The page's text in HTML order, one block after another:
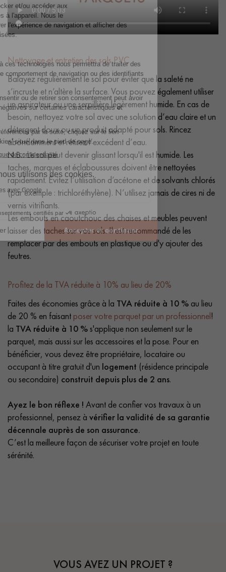
Nettoyage et entretien des sols PVC
Balayez régulièrement le sol pour éviter que la saleté ne
s’incruste et n’altère la surface. Vous pouvez également utiliser
un aspirateur ou une serpillière légèrement humide. En cas de
besoin, nettoyez votre sol avec une solution d’eau claire et un
détergent doux ou un produit adapté pour sols. Rincez
abondamment et retirez l’excédent d’eau.
N.B.:Le sol peut devenir glissant lorsqu'il est humide. Les
taches, marques et éclaboussures doivent être nettoyées
rapidement. Évitez l’utilisation d’acétone et de solvants chlorés
(par exemple : trichloréthylène). N’utilisez jamais de cires ni de
vernis vitrifiants.
Les embouts en caoutchouc des chaises et meubles peuvent
laisser des taches sur vos sols. Il est recommandé de les
remplacer par des embouts en plastique ou d'y ajouter des
feutres.
Profitez de la TVA réduite à 10% au lieu de 20%
Faites des économies grâce à la TVA réduite à 10 % au lieu
de 20 % en faisant poser votre parquet par un professionnel!
la TVA réduite à 10 %s'applique non seulement sur le
parquet, mais aussi sur les accessoires et la pose. Pour en
bénéficier, vous devez être propriétaire, locataire ou
occupant à titre gratuit d'un logement (résidence principale
ou secondaire) construit depuis plus de 2 ans.
Ayez le bon réflexe ! Avant de confier vos travaux à un
professionnel, pensez à vérifier la validité de sa garantie
décennale auprès de son assurance.
C’est la meilleure façon de sécuriser votre projet en toute
sérénité.
VOUS AVEZ UN PROJET ?